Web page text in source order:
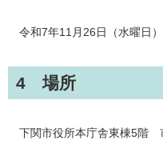
令和7年11月26日（水曜日
4 場所
下関市役所本庁舎東棟5階